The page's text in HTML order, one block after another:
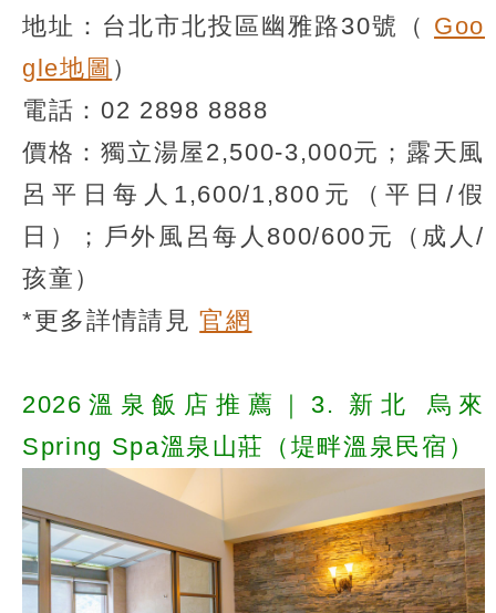
地址：台北市北投區幽雅路30號（ Goo
gle地圖 ）
電話：02 2898 8888
價格：獨立湯屋2,500-3,000元；露天風
呂平日每人1,600/1,800元（平日/假
日）；戶外風呂每人800/600元（成人/
孩童）
*更多詳情請見官網
2026溫泉飯店推薦｜3. 新北 烏來
Spring Spa溫泉山莊（堤畔溫泉民宿）